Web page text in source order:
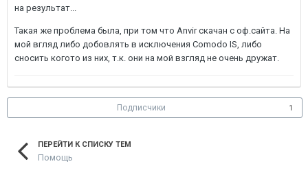
на результат...
Такая же проблема была, при том что Anvir скачан с оф.сайта. На
мой вгляд либо добовлять в исключения Comodo IS, либо
сносить когото из них, т.к. они на мой взгляд не очень дружат.
Подписчики 1
ПЕРЕЙТИ К СПИСКУ ТЕМ
Помощь